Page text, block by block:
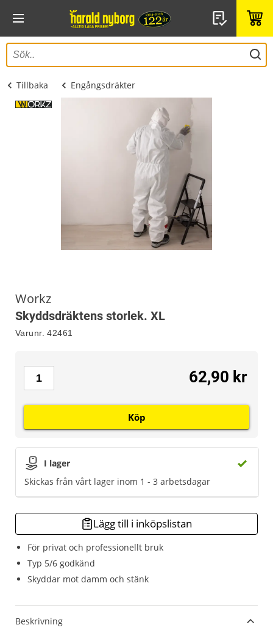
Tillbaka Engångsdräkter
Workz
Skyddsdräktens storlek. XL
Varunr. 42461
För privat och professionellt bruk
Typ 5/6 godkänd
Skyddar mot damm och stänk
I lager
Skickas från vårt lager inom 1 - 3 arbetsdagar
62,90 kr
Köp
Lägg till i inköpslistan
Beskrivning